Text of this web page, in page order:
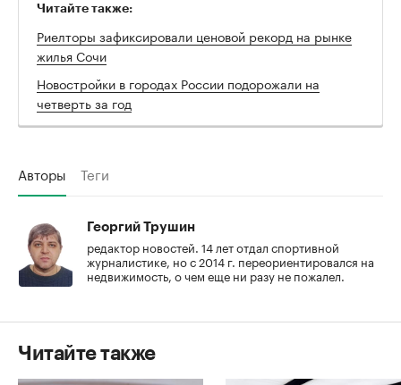
Читайте также:
Риелторы зафиксировали ценовой рекорд на рынке
жилья Сочи
Новостройки в городах России подорожали на
четверть за год
Авторы Теги
Георгий Трушин
редактор новостей. 14 лет отдал спортивной
журналистике, но с 2014 г. переориентировался на
недвижимость, о чем еще ни разу не пожалел.
Читайте также